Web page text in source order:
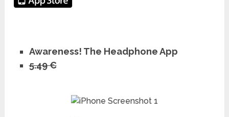
Awareness! The Headphone App
5.49 €